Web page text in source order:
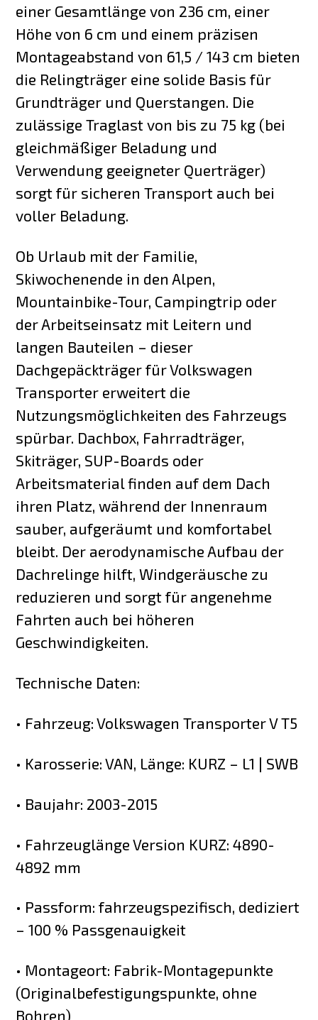
einer Gesamtlänge von 236 cm, einer
Höhe von 6 cm und einem präzisen
Montageabstand von 61,5 / 143 cm bieten
die Relingträger eine solide Basis für
Grundträger und Querstangen. Die
zulässige Traglast von bis zu 75 kg (bei
gleichmäßiger Beladung und
Verwendung geeigneter Querträger)
sorgt für sicheren Transport auch bei
voller Beladung.
Ob Urlaub mit der Familie,
Skiwochenende in den Alpen,
Mountainbike-Tour, Campingtrip oder
der Arbeitseinsatz mit Leitern und
langen Bauteilen – dieser
Dachgepäckträger für Volkswagen
Transporter erweitert die
Nutzungsmöglichkeiten des Fahrzeugs
spürbar. Dachbox, Fahrradträger,
Skiträger, SUP-Boards oder
Arbeitsmaterial finden auf dem Dach
ihren Platz, während der Innenraum
sauber, aufgeräumt und komfortabel
bleibt. Der aerodynamische Aufbau der
Dachrelinge hilft, Windgeräusche zu
reduzieren und sorgt für angenehme
Fahrten auch bei höheren
Geschwindigkeiten.
Technische Daten:
• Fahrzeug: Volkswagen Transporter V T5
• Karosserie: VAN, Länge: KURZ – L1 | SWB
• Baujahr: 2003-2015
• Fahrzeuglänge Version KURZ: 4890-
4892 mm
• Passform: fahrzeugspezifisch, dediziert
– 100 % Passgenauigkeit
• Montageort: Fabrik-Montagepunkte
(Originalbefestigungspunkte, ohne
Bohren)